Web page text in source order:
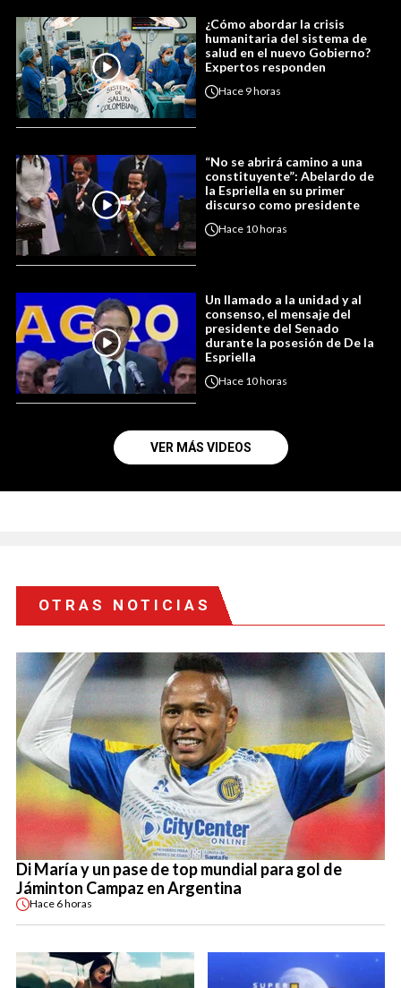
¿Cómo abordar la crisis
humanitaria del sistema de
salud en el nuevo Gobierno?
Expertos responden
Hace 9 horas
“No se abrirá camino a una
constituyente”: Abelardo de
la Espriella en su primer
discurso como presidente
Hace 10 horas
Un llamado a la unidad y al
consenso, el mensaje del
presidente del Senado
durante la posesión de De la
Espriella
Hace 10 horas
VER MÁS VIDEOS
OTRAS NOTICIAS
Di María y un pase de top mundial para gol de
Jáminton Campaz en Argentina
Hace 6 horas